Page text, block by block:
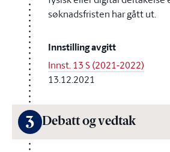
søknadsfristen har gått ut.
Innstilling avgitt
Innst. 13 S (2021-2022)
13.12.2021
3 Debatt og vedtak